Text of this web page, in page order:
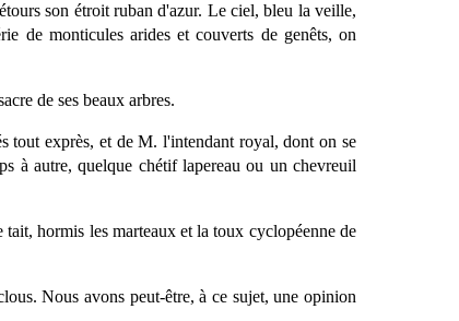
son étroit ruban d'azur. Le ciel, bleu la veille,
de monticules arides et couverts de genêts, on
de ses beaux arbres.
tout exprès, et de M. l'intendant royal, dont on se
à autre, quelque chétif lapereau ou un chevreuil
tait, hormis les marteaux et la toux cyclopéenne de
Nous avons peut-être, à ce sujet, une opinion